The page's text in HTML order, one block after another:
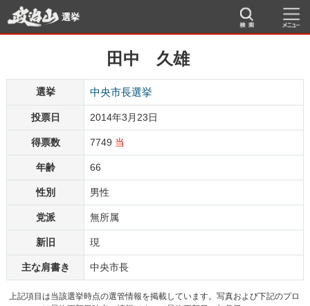
選挙
田中 久雄
選挙 中央市長選挙
投票日 2014年3月23日
得票数 7749 当
年齢 66
性別 男性
党派 無所属
新旧 現
主な肩書き 中央市長
上記項目は当該選挙時点の選管情報を掲載しています。写真および下記のプロ